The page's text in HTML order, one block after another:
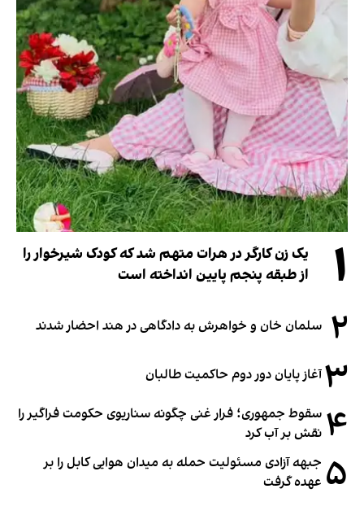
۱
یک زن کارگر در هرات متهم شد که کودک شیرخوار را
از طبقه پنجم پایین انداخته است
۲ سلمان خان و خواهرش به دادگاهی در هند احضار شدند
۳آغاز پایان دور دوم حاکمیت طالبان
۴ سقوط جمهوری؛ فرار غنی چگونه سناریوی حکومت فراگیر را
نقش بر آب کرد
۵ جبهه آزادی مسئولیت حمله به میدان هوایی کابل را بر
عهده گرفت